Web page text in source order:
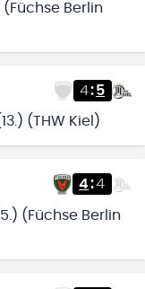
Berlin
4:5
(THW Kiel)
4:4
(Füchse Berlin